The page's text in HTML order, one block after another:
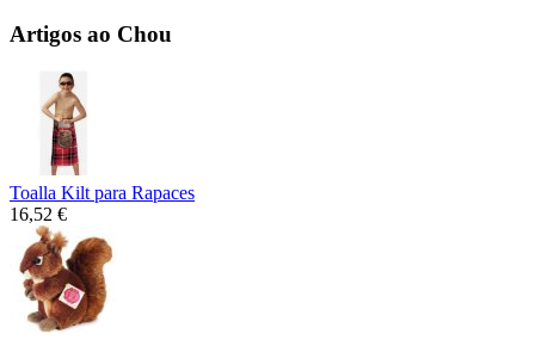
Artigos ao Chou
Toalla Kilt para Rapaces
16,52 €